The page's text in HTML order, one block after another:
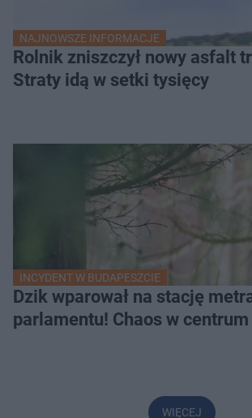
NAJNOWSZE INFORMACJE
Rolnik zniszczył nowy asfalt
Straty idą w setki tysięcy
INCYDENT W BUDAPESZCIE
Dzik wparował na stację
parlamentu! Chaos w
WIĘCEJ